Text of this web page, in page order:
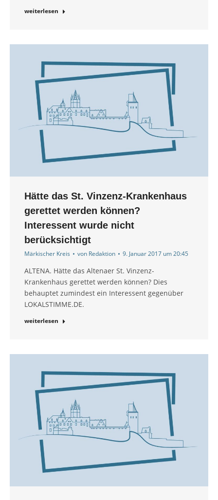
weiterlesen
Hätte das St. Vinzenz-Krankenhaus
gerettet werden können?
Interessent wurde nicht
berücksichtigt
Märkischer Kreis von Redaktion 9. Januar 2017 um 20:45
ALTENA. Hätte das Altenaer St. Vinzenz-
Krankenhaus gerettet werden können? Dies
behauptet zumindest ein Interessent gegenüber
LOKALSTIMME.DE.
weiterlesen